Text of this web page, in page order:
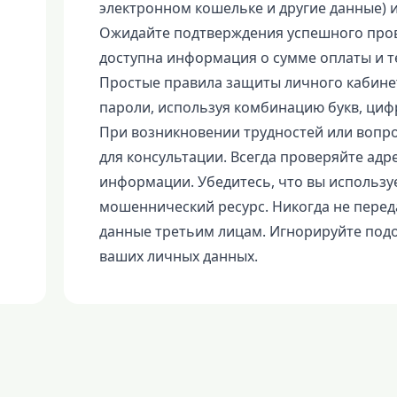
электронном кошельке и другие данные)
Ожидайте подтверждения успешного
доступна информация о сумме оплаты и
Простые правила защиты личного
пароли, используя комбинацию букв,
При возникновении трудностей или
для консультации. Всегда проверяйте
информации. Убедитесь, что вы
мошеннический ресурс. Никогда не
данные третьим лицам. Игнорируйте
ваших личных данных.